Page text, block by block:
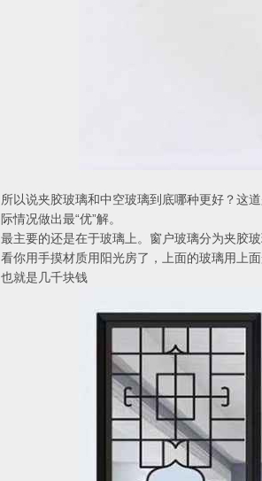
所以说夹胶玻璃和中空玻璃到底哪种更好？这
际情况做出最“优”解。
最主要的还是在于玻璃上。窗户玻璃分为夹胶
看你用手摸材质用阳光房了，上面的玻璃用上
也就是几千块钱